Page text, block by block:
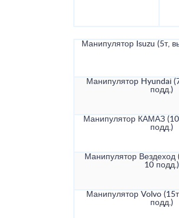
Манипулятор Isuzu (5т,
Манипулятор Hyundai
подд.)
Манипулятор КАМАЗ
подд.)
Манипулятор Вездеход
10 подд.)
Манипулятор Volvo
подд.)